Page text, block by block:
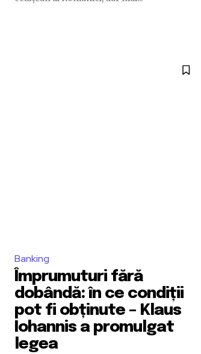
Banking
Împrumuturi fără
dobândă: în ce condiții
pot fi obținute – Klaus
Iohannis a promulgat
legea